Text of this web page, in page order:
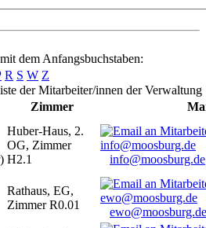
dem Anfangsbuchstaben:
R S W Z
der Mitarbeiter/innen der Verwaltung
Zimmer
Huber-Haus, 2.
OG, Zimmer
H2.1
info@moosburg.de
Rathaus, EG,
Zimmer R0.01
ewo@moosburg.de